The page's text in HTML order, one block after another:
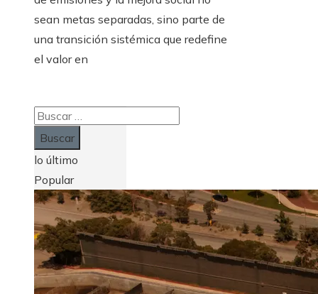
sean metas separadas, sino parte de
una transición sistémica que redefine
el valor en
Buscar:
lo último
Popular